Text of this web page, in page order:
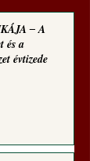
‒ A
és a
évtizede